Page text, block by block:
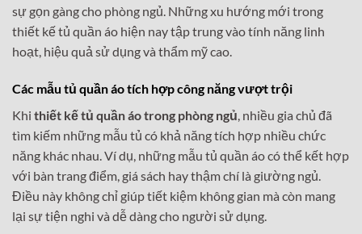
sự gọn gàng cho phòng ngủ. Những xu hướng mới trong
thiết kế tủ quần áo hiện nay tập trung vào tính năng linh
hoạt, hiệu quả sử dụng và thẩm mỹ cao.
Các mẫu tủ quần áo tích hợp công năng vượt trội
Khi thiết kế tủ quần áo trong phòng ngủ, nhiều gia chủ đã
tìm kiếm những mẫu tủ có khả năng tích hợp nhiều chức
năng khác nhau. Ví dụ, những mẫu tủ quần áo có thể kết hợp
với bàn trang điểm, giá sách hay thậm chí là giường ngủ.
Điều này không chỉ giúp tiết kiệm không gian mà còn mang
lại sự tiện nghi và dễ dàng cho người sử dụng.